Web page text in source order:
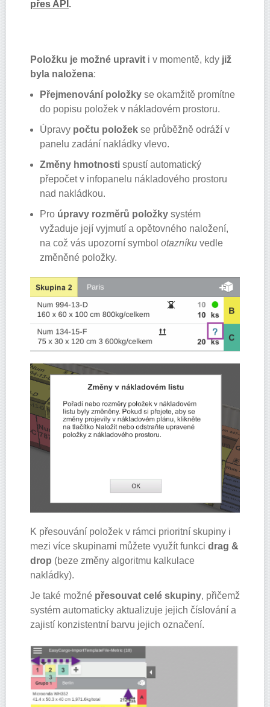
přes API .
Položku je možné upravit i v momentě, kdy již
byla naložena:
Přejmenování položky se okamžitě promítne
do popisu položek v nákladovém prostoru.
Úpravy počtu položek se průběžně odráží v
panelu zadání nakládky vlevo.
Změny hmotnosti spustí automatický
přepočet v infopanelu nákladového prostoru
nad nakládkou.
Pro úpravy rozměrů položky systém
vyžaduje její vyjmutí a opětovného naložení,
na což vás upozorní symbol otazníku vedle
změněné položky.
K přesouvání položek v rámci prioritní skupiny i
mezi více skupinami můžete využít funkci drag &
drop (beze změny algoritmu kalkulace
nakládky).
Je také možné přesouvat celé skupiny, přičemž
systém automaticky aktualizuje jejich číslování a
zajistí konzistentní barvu jejich označení.